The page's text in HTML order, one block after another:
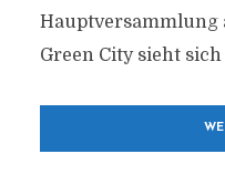
Hauptversammlung
Green City sieht